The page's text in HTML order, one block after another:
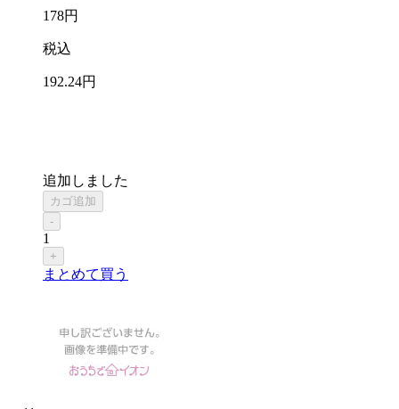
178円
税込
192.24円
追加しました
カゴ追加
-
1
+
まとめて買う